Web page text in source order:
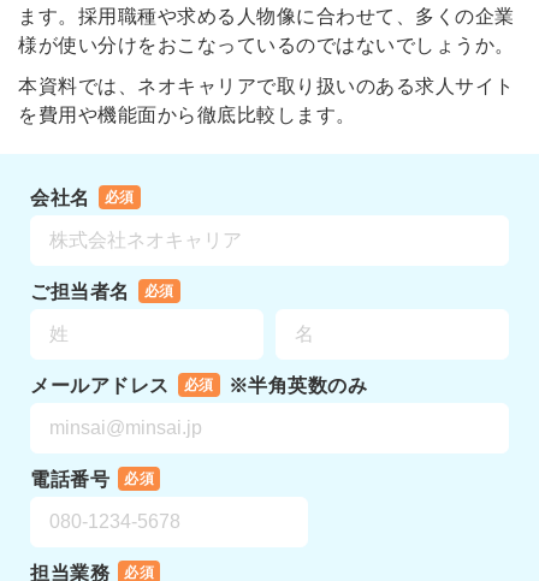
ます。採用職種や求める人物像に合わせて、多くの企業
様が使い分けをおこなっているのではないでしょうか。
本資料では、ネオキャリアで取り扱いのある求人サイト
を費用や機能面から徹底比較します。
会社名 必須
ご担当者名 必須
メールアドレス 必須 ※半角英数のみ
電話番号 必須
担当業務 必須